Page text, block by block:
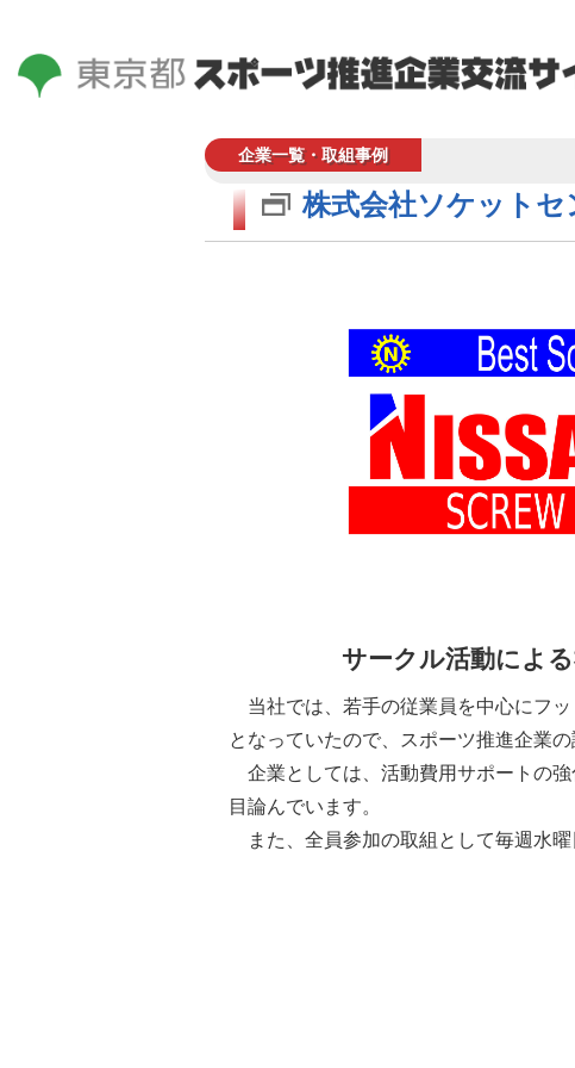
企業一覧・取組事例
株式会社ソケットセ
サークル活動によ
当社では、若手の従業員を中心にフ
となっていたので、スポーツ推進企業
企業としては、活動費用サポートの
目論んでいます。
また、全員参加の取組として毎週水